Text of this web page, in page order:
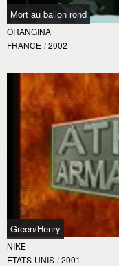
Mort au ballon rond
ORANGINA
FRANCE / 2002
Green/Henry
NIKE
ÉTATS-UNIS / 2001